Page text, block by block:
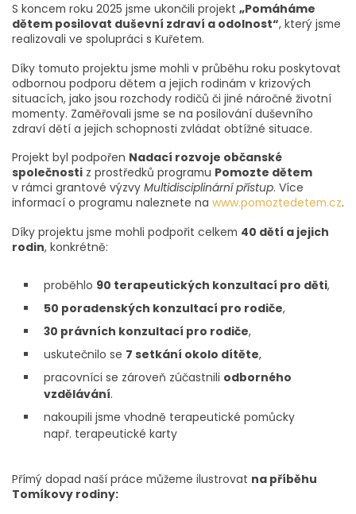
S koncem roku 2025 jsme ukončili projekt „Pomáháme
dětem posilovat duševní zdraví a odolnost“, který jsme
realizovali ve spolupráci s Kuřetem.
Díky tomuto projektu jsme mohli v průběhu roku poskytovat
odbornou podporu dětem a jejich rodinám v krizových
situacích, jako jsou rozchody rodičů či jiné náročné životní
momenty. Zaměřovali jsme se na posilování duševního
zdraví dětí a jejich schopnosti zvládat obtížné situace.
Projekt byl podpořen Nadací rozvoje občanské
společnosti z prostředků programu Pomozte dětem
v rámci grantové výzvy Multidisciplinární přístup. Více
informací o programu naleznete na www.pomoztedetem.cz.
Díky projektu jsme mohli podpořit celkem 40 dětí a jejich
rodin, konkrétně:
proběhlo 90 terapeutických konzultací pro děti,
50 poradenských konzultací pro rodiče,
30 právních konzultací pro rodiče,
uskutečnilo se 7 setkání okolo dítěte,
pracovníci se zároveň zúčastnili odborného
vzdělávání.
nakoupili jsme vhodně terapeutické pomůcky
např. terapeutické karty
Přímý dopad naší práce můžeme ilustrovat na příběhu
Tomíkovy rodiny: